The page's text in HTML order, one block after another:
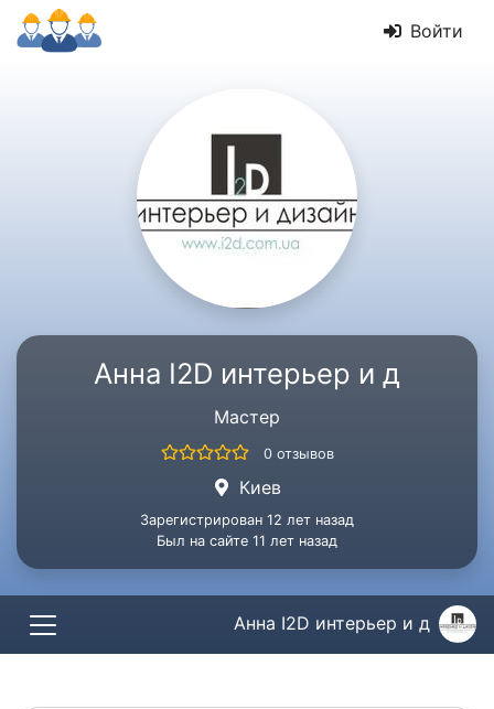
Войти
Анна I2D интерьер и д
Мастер
0 отзывов
Киев
Зарегистрирован 12 лет назад
Был на сайте 11 лет назад
Анна I2D интерьер и д